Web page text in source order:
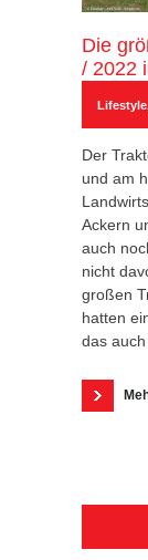
Die
/ 2022
Lifestyle
Der
und am
Ackern
auch
nicht
großen
hatten
das